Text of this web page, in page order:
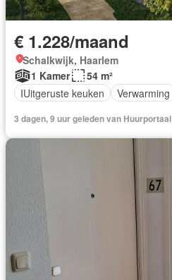
€ 1.228/maand
Schalkwijk, Haarlem
1 Kamer
54 m²
IUitgeruste keuken
Verwarming
3 dagen, 9 uur geleden van Huurportaal